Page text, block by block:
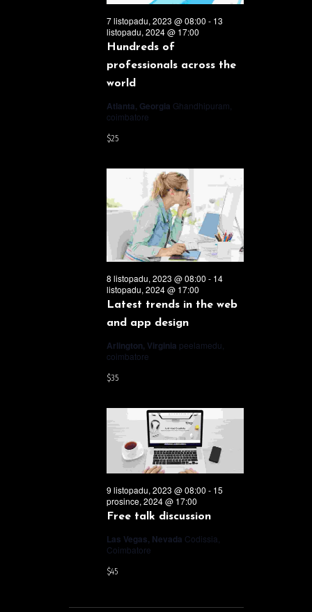
Akce
Hundreds of
professionals across the
world
7 listopadu, 2023 @ 08:00 - 13
listopadu, 2024 @ 17:00
Atlanta, Georgia Ghandhipuram,
coimbatore
$25
Latest trends in the web
and app design
8 listopadu, 2023 @ 08:00 - 14
listopadu, 2024 @ 17:00
Arlington, Virginia peelamedu,
coimbatore
$35
Free talk discussion
9 listopadu, 2023 @ 08:00 - 15
prosince, 2024 @ 17:00
Las Vegas, Nevada Codissia,
Coimbatore
$45